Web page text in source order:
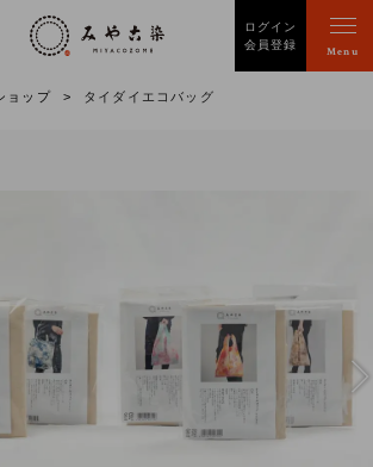
ログイン
会員登録
Menu
ョップ タイダイエコバッグ